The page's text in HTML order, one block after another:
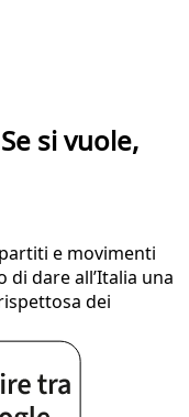
si vuole,
e movimenti
dare all’Italia una
dei